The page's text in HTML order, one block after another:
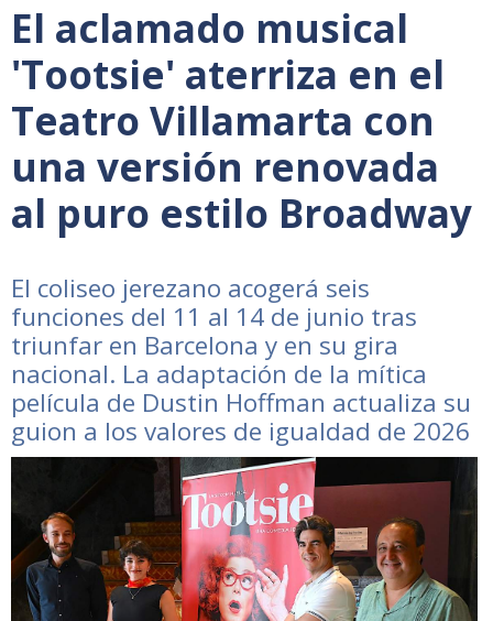
El aclamado musical
'Tootsie' aterriza en el
Teatro Villamarta con
una versión renovada
al puro estilo Broadway
El coliseo jerezano acogerá seis
funciones del 11 al 14 de junio tras
triunfar en Barcelona y en su gira
nacional. La adaptación de la mítica
película de Dustin Hoffman actualiza su
guion a los valores de igualdad de 2026